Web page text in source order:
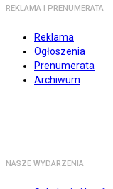
REKLAMA I PRENUMERATA
Reklama
Ogłoszenia
Prenumerata
Archiwum
NASZE WYDARZENIA